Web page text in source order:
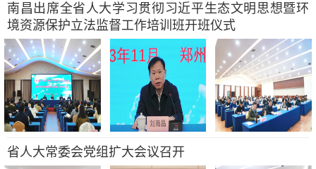
南昌出席全省人大学习贯彻习近平生态文明思想暨环
境资源保护立法监督工作培训班开班仪式
省人大常委会党组扩大会议召开